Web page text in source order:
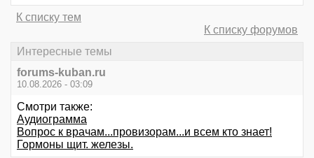
К списку тем
К списку форумов
Интересные темы
forums-kuban.ru
10.08.2026 - 03:09
Смотри также:
Аудиограмма
Вопрос к врачам...провизорам...и всем кто знает!
Гормоны щит. железы.